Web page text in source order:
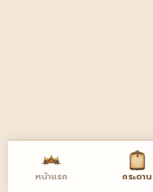
หน้าแรก กระดาน